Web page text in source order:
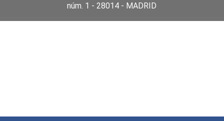
núm. 1 - 28014 - MADRID